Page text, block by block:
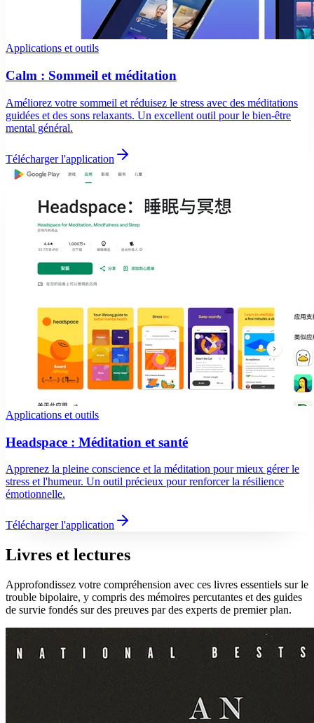
Applications et outils
Calm : Sommeil et méditation
Améliorez votre sommeil et réduisez le stress avec des méditations
guidées et des sons relaxants. Un excellent outil pour le bien-être
mental général.
Télécharger l'application
Applications et outils
Headspace : Méditation et santé
Apprenez la pleine conscience et la méditation pour mieux gérer le
stress et l'humeur. Un outil précieux pour renforcer la résilience
émotionnelle.
Télécharger l'application
Livres et lectures
Approfondissez votre compréhension avec ces livres essentiels sur le
trouble bipolaire, y compris des mémoires percutantes et des guides
de survie fondés sur des preuves par des experts de premier plan.